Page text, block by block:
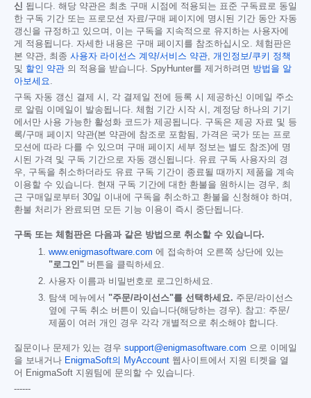
신 됩니다. 해당 약관은 최초 구매 시점에 적용되는 표준 구독료로 동일
한 구독 기간 또는 프로모션 자료/구매 페이지에 명시된 기간 동안 자동
갱신을 규정하고 있으며, 이는 구독을 지속적으로 유지하는 사용자에
게 적용됩니다. 자세한 내용은 구매 페이지를 참조하십시오. 체험판은
본 약관, 최종 사용자 라이선스 계약/서비스 약관, 개인정보/쿠키 정책
및 할인 약관 의 적용을 받습니다. SpyHunter를 제거하려면 방법을 알
아보세요.
구독 자동 갱신 결제 시, 각 결제일 전에 등록 시 제공하신 이메일 주소
로 알림 이메일이 발송됩니다. 체험 기간 시작 시, 계정당 하나의 기기
에서만 사용 가능한 활성화 코드가 제공됩니다. 구독은 제공 자료 및 등
록/구매 페이지 약관(본 약관에 참조로 포함됨, 가격은 국가 또는 프로
모션에 따라 다를 수 있으며 구매 페이지 세부 정보는 별도 참조)에 명
시된 가격 및 구독 기간으로 자동 갱신됩니다. 유료 구독 사용자의 경
우, 구독을 취소하더라도 유료 구독 기간이 종료될 때까지 제품을 계속
이용할 수 있습니다. 현재 구독 기간에 대한 환불을 원하시는 경우, 최
근 구매일로부터 30일 이내에 구독을 취소하고 환불을 신청해야 하며,
환불 처리가 완료되면 모든 기능 이용이 즉시 중단됩니다.
구독 또는 체험판은 다음과 같은 방법으로 취소할 수 있습니다.
www.enigmasoftware.com 에 접속하여 오른쪽 상단에 있는
"로그인" 버튼을 클릭하세요.
사용자 이름과 비밀번호로 로그인하세요.
탐색 메뉴에서 "주문/라이선스"를 선택하세요. 주문/라이선스
옆에 구독 취소 버튼이 있습니다(해당하는 경우). 참고: 주문/
제품이 여러 개인 경우 각각 개별적으로 취소해야 합니다.
질문이나 문제가 있는 경우 support@enigmasoftware.com 으로 이메일
을 보내거나 EnigmaSoft의 MyAccount 웹사이트에서 지원 티켓을 열
어 EnigmaSoft 지원팀에 문의할 수 있습니다.
------